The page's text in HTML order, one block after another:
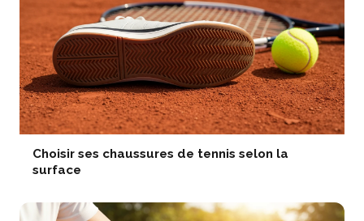
Choisir ses chaussures de tennis selon la
surface